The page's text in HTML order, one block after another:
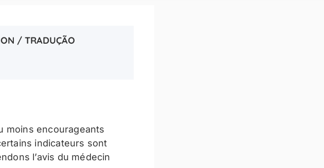
/ TRADUÇÃO
moins encourageants
indicateurs sont
l’avis du médecin